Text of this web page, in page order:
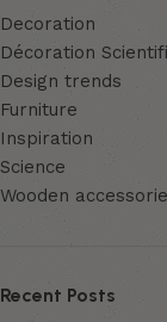
Decoration
Décoration
Design trends
Furniture
Inspiration
Science
Wooden
Recent Posts